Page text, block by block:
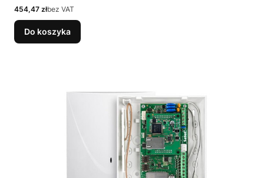
Cena
454,47 złbez VAT
Do koszyka